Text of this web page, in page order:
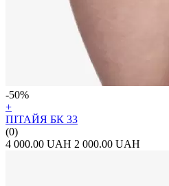
-50%
+
ПІТАЙЯ БК 33
(0)
4 000.00 UAH 2 000.00 UAH